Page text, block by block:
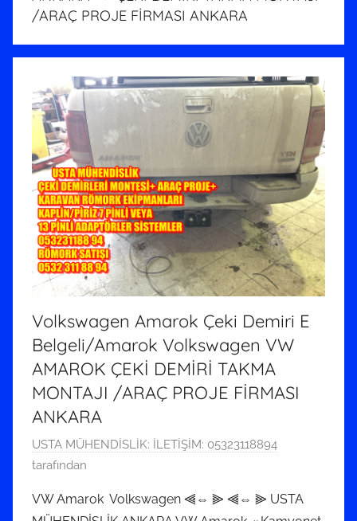
/ARAÇ PROJE FİRMASI ANKARA
Volkswagen Amarok Çeki Demiri E
Belgeli/Amarok Volkswagen VW
AMAROK ÇEKİ DEMİRİ TAKMA
MONTAJI /ARAÇ PROJE FİRMASI
ANKARA
7
K
s
USTA MÜHENDİSLİK: İLETİŞİM: 05323118894
tarafından
VW Amarok Volkswagen ⫷⇔ ⫸ ⫷⇔ ⫸ USTA